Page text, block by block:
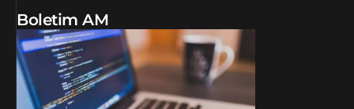
Boletim AM